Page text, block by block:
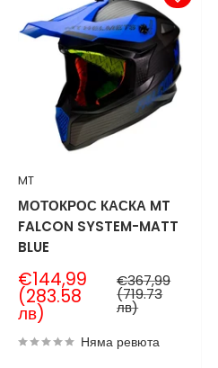
MT
МОТОКРОС КАСКА MT
FALCON SYSTEM-MATT
BLUE
Продажна
цена
€144,99
(283.58
лв)
Нормална
цена
€367,99
(719.73
лв)
Няма ревюта